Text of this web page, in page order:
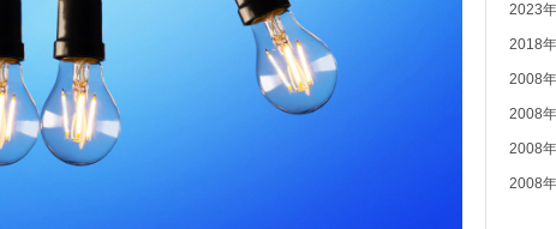
2023
2018
2008
2008
2008
2008